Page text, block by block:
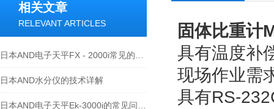
相关文章
RELEVANT ARTICLES
日本AND水分仪的技术详解
固体比重计
具有温度补
现场作业需
具有RS-